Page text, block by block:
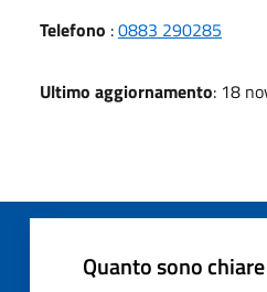
Telefono :0883 290285
Ultimo aggiornamento: 18
Quanto sono